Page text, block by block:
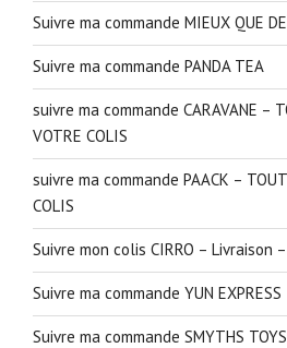
Suivre ma commande MIEUX QUE
Suivre ma commande PANDA TEA
suivre ma commande CARAVANE –
VOTRE COLIS
suivre ma commande PAACK –
COLIS
Suivre mon colis CIRRO – Livraison
Suivre ma commande YUN EXPRESS
Suivre ma commande SMYTHS TOYS